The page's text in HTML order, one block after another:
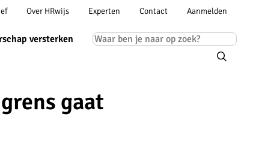
navigation
versterken
Over HRwijs Experten Contact
Account
Aanmelden
gaat